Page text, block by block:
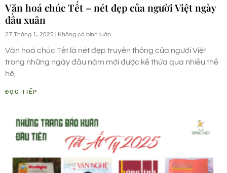
Văn hoá chúc Tết – nét đẹp của người Việt ngày
đầu xuân
27 Tháng 1, 2025 Không có bình luận
Văn hoá chúc Tết là nét đẹp truyền thống của người Việt
trong những ngày đầu năm mới được kế thừa qua nhiều thế
hệ,
ĐỌC TIẾP